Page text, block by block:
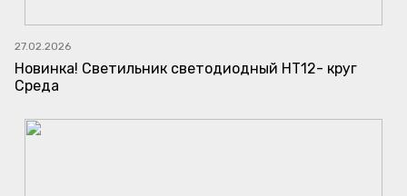
27.02.2026
Новинка! Светильник светодиодный НТ12- круг
Среда